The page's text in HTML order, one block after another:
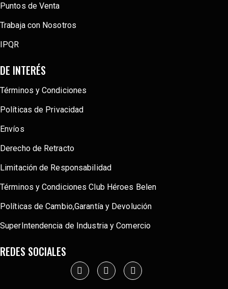
Puntos de Venta
Trabaja con Nosotros
IPQR
DE INTERÉS
Términos y Condiciones
Políticas de Privacidad
Envíos
Derecho de Retracto
Limitación de Responsabilidad
Términos y Condiciones Club Héroes Belen
Políticas de Cambio,Garantía y Devolución
SuperIntendencia de Industria y Comercio
REDES SOCIALES